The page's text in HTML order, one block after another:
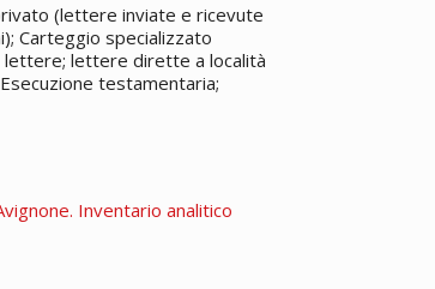
(lettere inviate e ricevute
Carteggio specializzato
lettere; lettere dirette a località
testamentaria;
Inventario analitico